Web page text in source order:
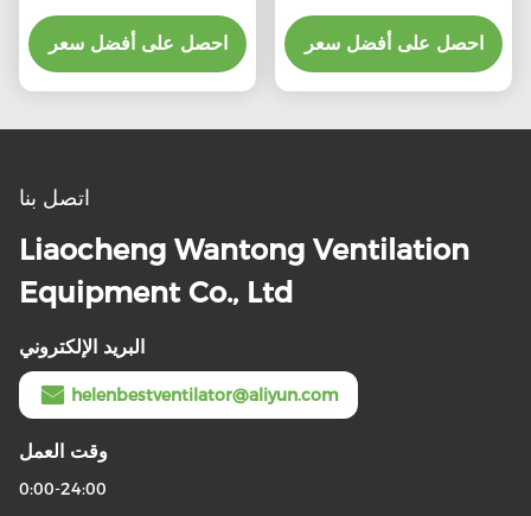
احصل على أفضل سعر احصل على أفضل سعر
اتصل بنا
Liaocheng Wantong Ventilation
Equipment Co., Ltd
البريد الإلكتروني
helenbestventilator@aliyun.com
وقت العمل
0:00-24:00